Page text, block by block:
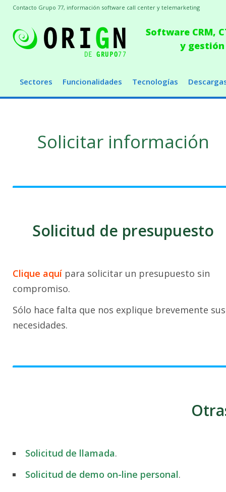
Software CRM,
y
Sectores Funcionalidades Tecnologías
Contacto Grupo 77, información software call center y telemarketing
Solicitar información
Solicitud de presupuesto
Clique aquí para solicitar un presupuesto sin
compromiso.
Sólo hace falta que nos explique brevemente sus
necesidades.
Solicitud de llamada.
Solicitud de demo on-line personal.